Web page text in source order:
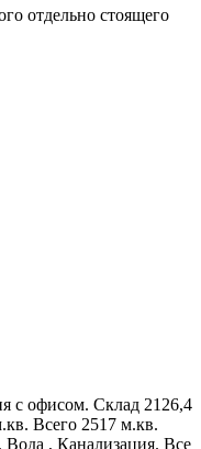
отдельно стоящего
с офисом. Склад 2126,4
Всего 2517 м.кв.
, Канализация. Все